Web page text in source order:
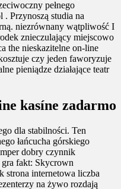
pełnego
. Przynoszą studia na
niezrównany wątpliwość I
znieczulający miejscowo
the nieskazitelne on-line
czy jeden faworyzuje
pieniądze działające teatr
kasíne zadarmo
dla stabilności. Ten
łańcucha górskiego
dobry czynnik
fakt: Skycrown
strona internetowa liczba
na żywo rozdają